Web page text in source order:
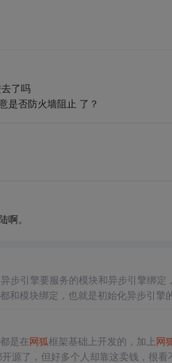
了吗
是否防火墙阻止 了？
啊。
步引擎要服务的模块和异步引擎绑
和模块绑定，也就是初始化异步引
是在网狐框架基础上开发的，加上网
源了，但好多个人却靠这卖钱，很